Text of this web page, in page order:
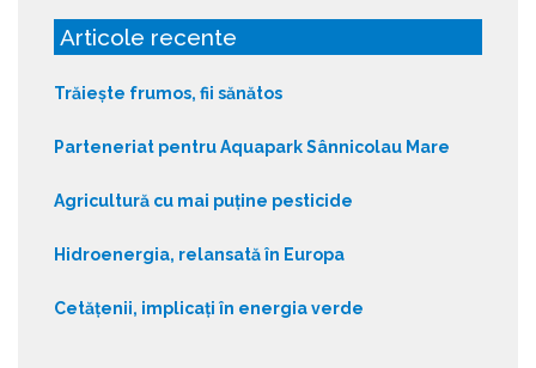
Articole recente
Trăiește frumos, fii sănătos
Parteneriat pentru Aquapark Sânnicolau Mare
Agricultură cu mai puține pesticide
Hidroenergia, relansată în Europa
Cetățenii, implicați în energia verde